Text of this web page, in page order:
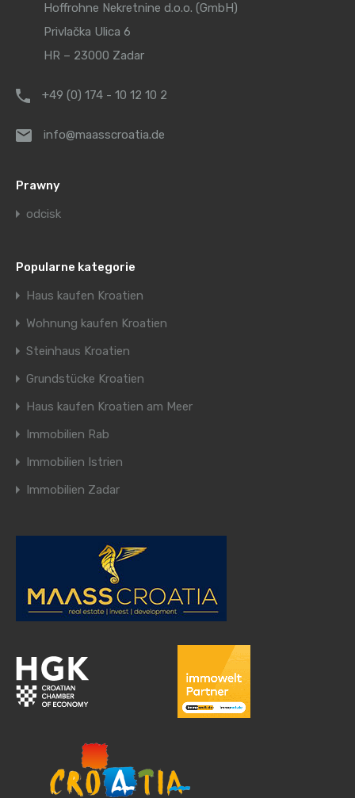
Hoffrohne Nekretnine d.o.o. (GmbH)
Privlačka Ulica 6
HR – 23000 Zadar
+49 (0) 174 - 10 12 10 2
info@maasscroatia.de
Prawny
odcisk
Popularne kategorie
Haus kaufen Kroatien
Wohnung kaufen Kroatien
Steinhaus Kroatien
Grundstücke Kroatien
Haus kaufen Kroatien am Meer
Immobilien Rab
Immobilien Istrien
Immobilien Zadar